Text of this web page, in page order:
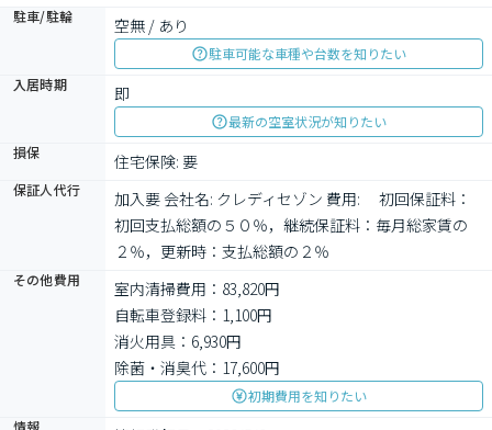
駐車/駐輪 空無 / あり
駐車可能な車種や台数を知りたい
入居時期
即
最新の空室状況が知りたい
損保
住宅保険: 要
保証人代行
加入要 会社名: クレディセゾン 費用: 　初回保証料：
初回支払総額の５０％，継続保証料：毎月総家賃の
２％，更新時：支払総額の２％
その他費用
室内清掃費用：83,820円
自転車登録料：1,100円
消火用具：6,930円
除菌・消臭代：17,600円
初期費用を知りたい
情報